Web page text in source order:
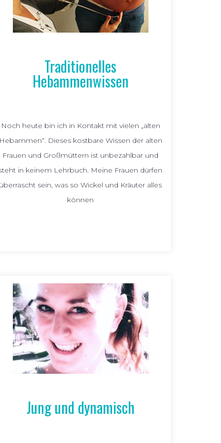
Traditionelles
Hebammenwissen
Noch heute bin ich in Kontakt mit vielen „alten
Dieses kostbare Wissen der alten
Frauen und Großmüttern ist unbezahlbar und
in keinem Lehrbuch. Meine Frauen dürfen
sein, was so Wickel und Kräuter alles
können
Jung und dynamisch